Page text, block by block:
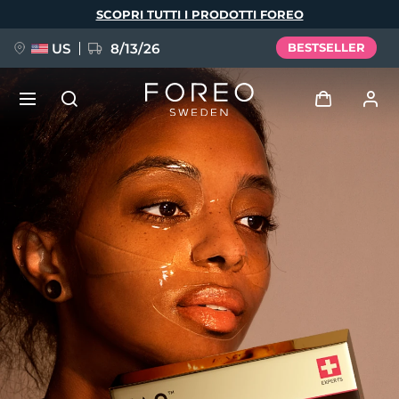
SCOPRI TUTTI I PRODOTTI FOREO
US 8/13/26 BESTSELLER
Profilo utente
I miei dispositivi
I miei indirizzi
I miei abbonamenti
NUOVO
FAQ™ Pure Beauty-Tech Elixir
BREAKING NEWS
issa™ Teeth Whitening Set
Lingua
English Deutsch
Español
Français
Italiano
Português
Polski
Svenska
Русский
Türkçe
简体中文 繁體中文